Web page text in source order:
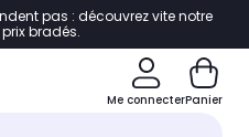
de page
pas : découvrez vite notre
bradés.
Me connecterPanier